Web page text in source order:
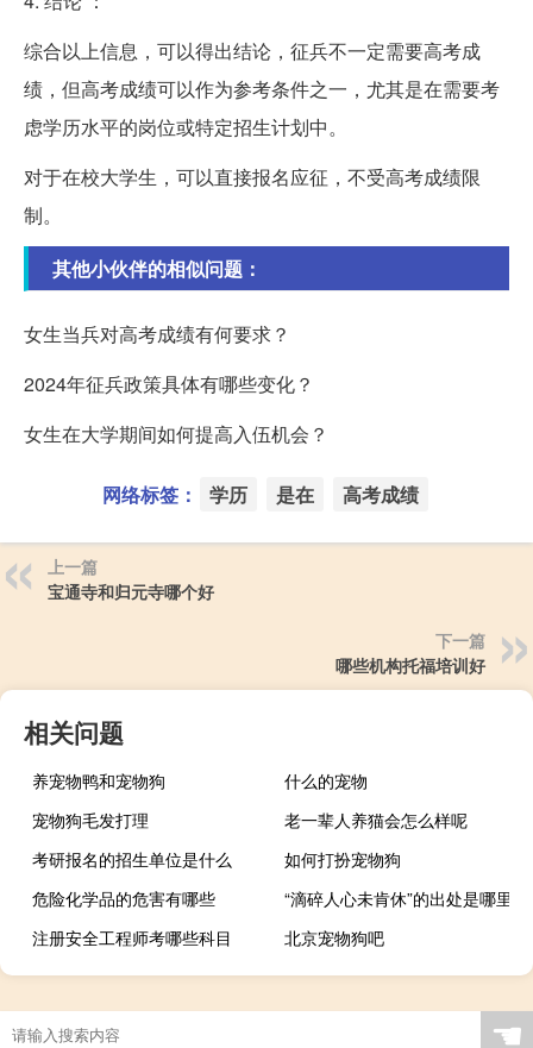
综合以上信息，可以得出结论，征兵不一定需要高考成
绩，但高考成绩可以作为参考条件之一，尤其是在需要考
虑学历水平的岗位或特定招生计划中。
对于在校大学生，可以直接报名应征，不受高考成绩限
制。
其他小伙伴的相似问题：
女生当兵对高考成绩有何要求？
2024年征兵政策具体有哪些变化？
女生在大学期间如何提高入伍机会？
网络标签： 学历 是在 高考成绩
上一篇
宝通寺和归元寺哪个好
下一篇
哪些机构托福培训好
相关问题
养宠物鸭和宠物狗
什么的宠物
宠物狗毛发打理
老一辈人养猫会怎么样呢
考研报名的招生单位是什么
如何打扮宠物狗
危险化学品的危害有哪些
“滴碎人心未肯休”的出处是哪里
注册安全工程师考哪些科目
北京宠物狗吧
☚